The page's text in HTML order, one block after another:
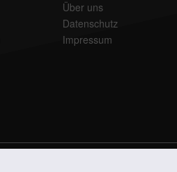
Über uns
Datenschutz
Impressum